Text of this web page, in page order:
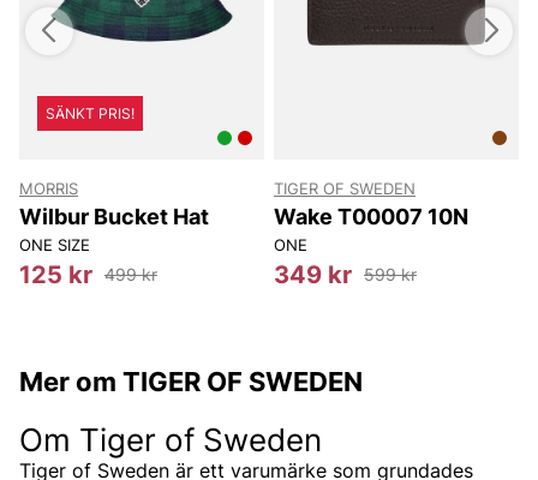
SÄNKT PRIS!
MORRIS
Wilbur Bucket Hat
ONE SIZE
125 kr 499 kr
TIGER OF SWEDEN
Wake T00007 10N
ONE
349 kr 599 kr
Mer om TIGER OF SWEDEN
Om Tiger of Sweden
Tiger of Sweden är ett varumärke som grundades